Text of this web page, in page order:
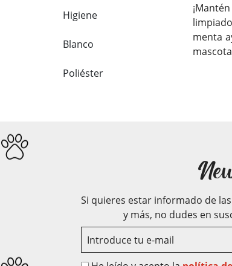
Higiene
Blanco
Poliéster
menta
Si quieres estar informado de
y más, no dudes en